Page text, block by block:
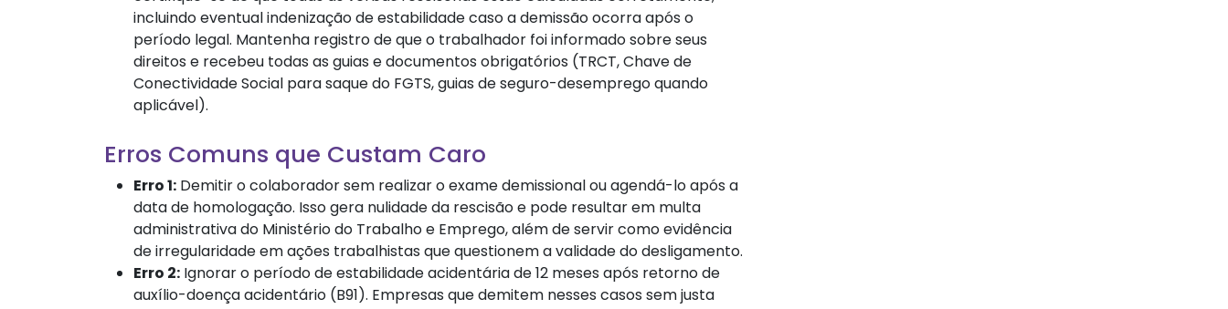
incluindo eventual indenização de estabilidade caso a demissão ocorra após o
período legal. Mantenha registro de que o trabalhador foi informado sobre seus
direitos e recebeu todas as guias e documentos obrigatórios (TRCT, Chave de
Conectividade Social para saque do FGTS, guias de seguro-desemprego quando
aplicável).
Erros Comuns que Custam Caro
Erro 1: Demitir o colaborador sem realizar o exame demissional ou agendá-lo após a
data de homologação. Isso gera nulidade da rescisão e pode resultar em multa
administrativa do Ministério do Trabalho e Emprego, além de servir como evidência
de irregularidade em ações trabalhistas que questionem a validade do desligamento.
Erro 2: Ignorar o período de estabilidade acidentária de 12 meses após retorno de
auxílio-doença acidentário (B91). Empresas que demitem nesses casos sem justa